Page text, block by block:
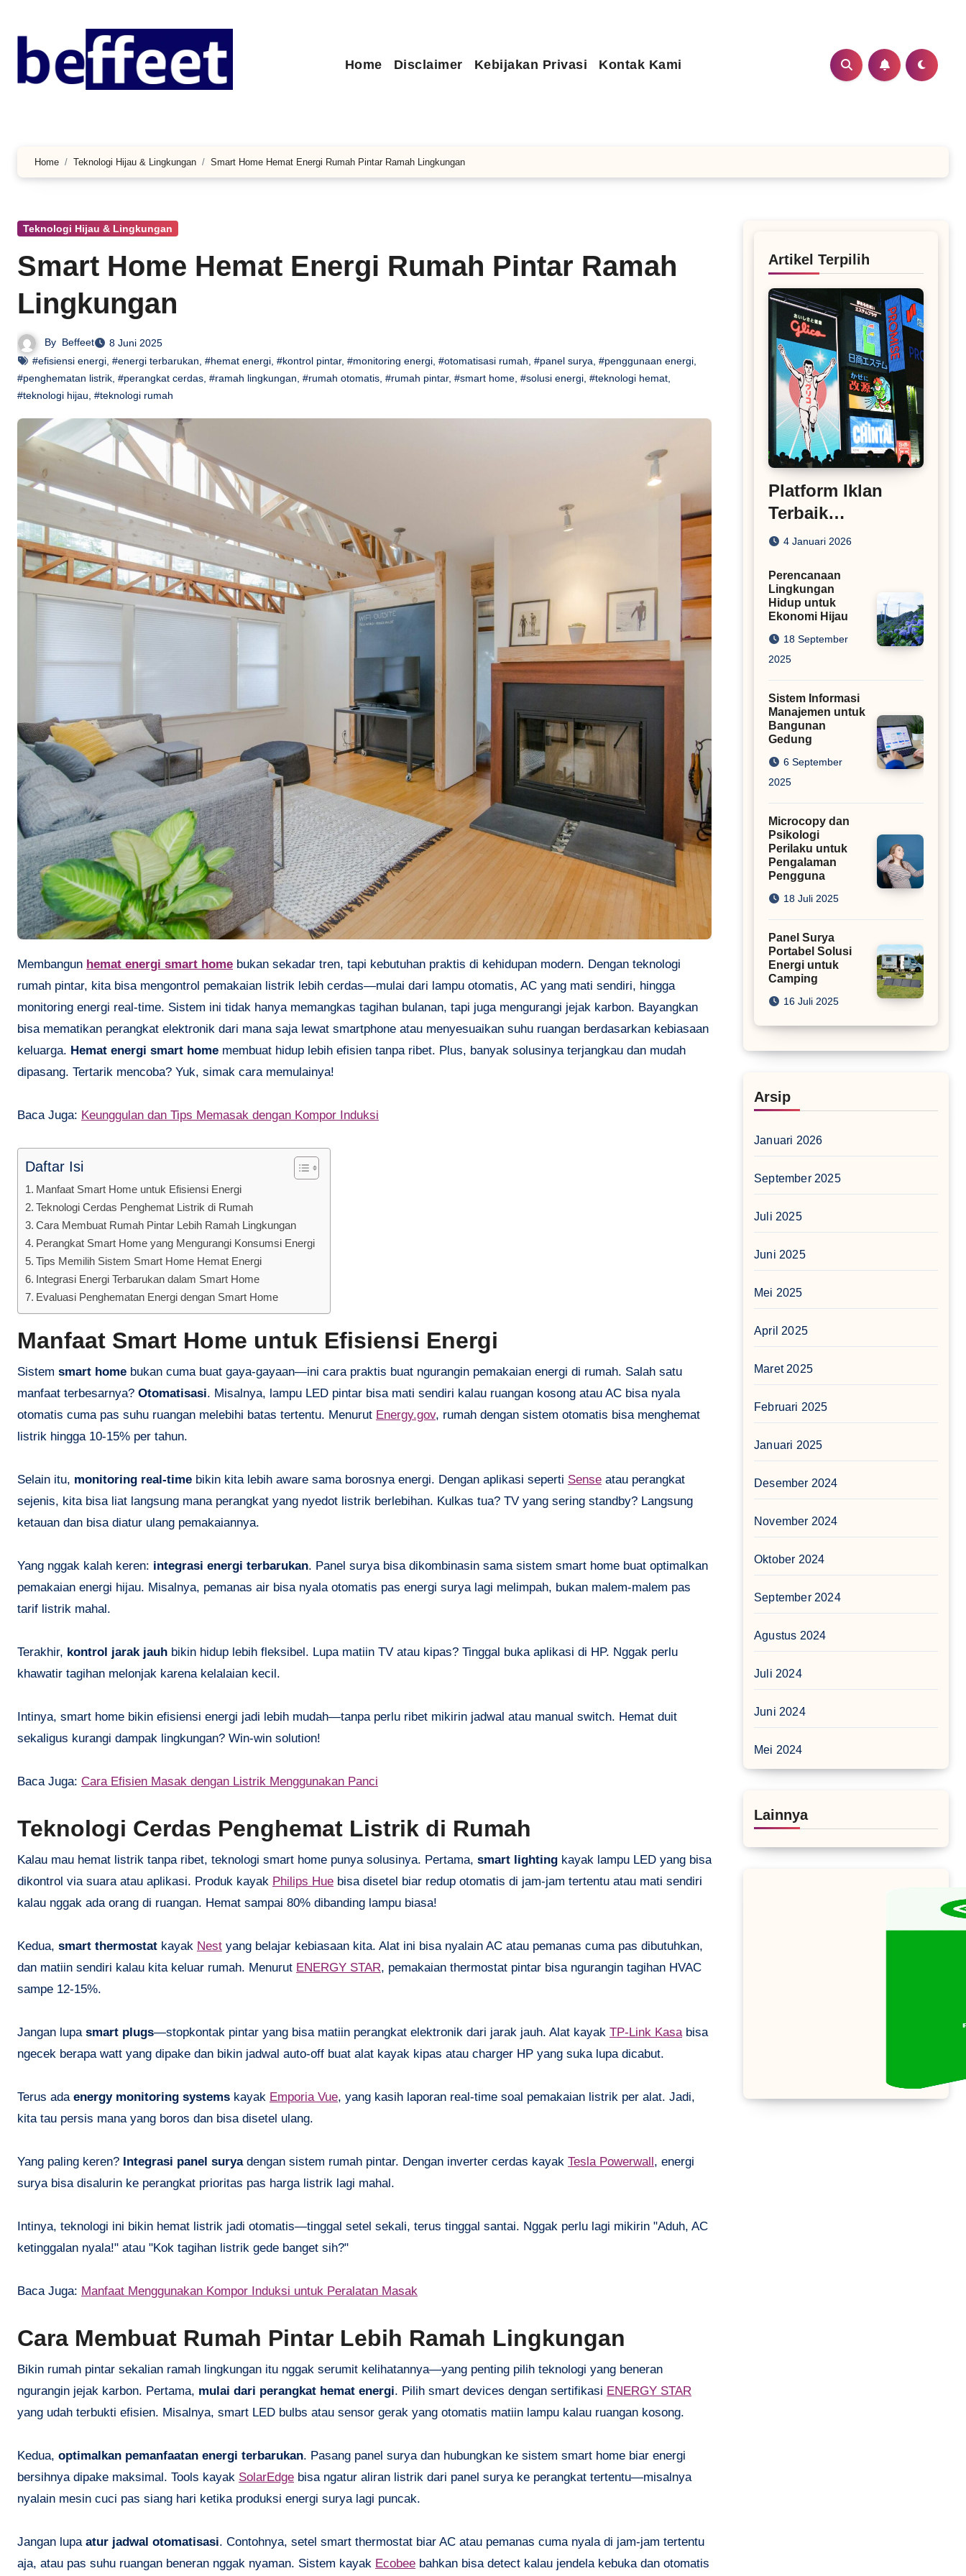
konten
Home Disclaimer Kebijakan Privasi Kontak Kami
Home Teknologi Hijau & Lingkungan Smart Home Hemat Energi Rumah Pintar Ramah Lingkungan
Teknologi Hijau & Lingkungan
Smart Home Hemat Energi Rumah Pintar Ramah
Lingkungan
By Beffeet
8 Juni 2025
#efisiensi energi, #energi terbarukan, #hemat energi, #kontrol pintar, #monitoring energi, #otomatisasi rumah, #panel surya, #penggunaan energi,
#penghematan listrik, #perangkat cerdas, #ramah lingkungan, #rumah otomatis, #rumah pintar, #smart home, #solusi energi, #teknologi hemat,
#teknologi hijau, #teknologi rumah
Membangun hemat energi smart home bukan sekadar tren, tapi kebutuhan praktis di kehidupan modern. Dengan teknologi
rumah pintar, kita bisa mengontrol pemakaian listrik lebih cerdas—mulai dari lampu otomatis, AC yang mati sendiri, hingga
monitoring energi real-time. Sistem ini tidak hanya memangkas tagihan bulanan, tapi juga mengurangi jejak karbon. Bayangkan
bisa mematikan perangkat elektronik dari mana saja lewat smartphone atau menyesuaikan suhu ruangan berdasarkan kebiasaan
keluarga. Hemat energi smart home membuat hidup lebih efisien tanpa ribet. Plus, banyak solusinya terjangkau dan mudah
dipasang. Tertarik mencoba? Yuk, simak cara memulainya!
Baca Juga: Keunggulan dan Tips Memasak dengan Kompor Induksi
Daftar Isi
Manfaat Smart Home untuk Efisiensi Energi
Teknologi Cerdas Penghemat Listrik di Rumah
Cara Membuat Rumah Pintar Lebih Ramah Lingkungan
Perangkat Smart Home yang Mengurangi Konsumsi Energi
Tips Memilih Sistem Smart Home Hemat Energi
Integrasi Energi Terbarukan dalam Smart Home
Evaluasi Penghematan Energi dengan Smart Home
Manfaat Smart Home untuk Efisiensi Energi
Sistem smart home bukan cuma buat gaya-gayaan—ini cara praktis buat ngurangin pemakaian energi di rumah. Salah satu
manfaat terbesarnya? Otomatisasi. Misalnya, lampu LED pintar bisa mati sendiri kalau ruangan kosong atau AC bisa nyala
otomatis cuma pas suhu ruangan melebihi batas tertentu. Menurut Energy.gov, rumah dengan sistem otomatis bisa menghemat
listrik hingga 10-15% per tahun.
Selain itu, monitoring real-time bikin kita lebih aware sama borosnya energi. Dengan aplikasi seperti Sense atau perangkat
sejenis, kita bisa liat langsung mana perangkat yang nyedot listrik berlebihan. Kulkas tua? TV yang sering standby? Langsung
ketauan dan bisa diatur ulang pemakaiannya.
Yang nggak kalah keren: integrasi energi terbarukan. Panel surya bisa dikombinasin sama sistem smart home buat optimalkan
pemakaian energi hijau. Misalnya, pemanas air bisa nyala otomatis pas energi surya lagi melimpah, bukan malem-malem pas
tarif listrik mahal.
Terakhir, kontrol jarak jauh bikin hidup lebih fleksibel. Lupa matiin TV atau kipas? Tinggal buka aplikasi di HP. Nggak perlu
khawatir tagihan melonjak karena kelalaian kecil.
Intinya, smart home bikin efisiensi energi jadi lebih mudah—tanpa perlu ribet mikirin jadwal atau manual switch. Hemat duit
sekaligus kurangi dampak lingkungan? Win-win solution!
Baca Juga: Cara Efisien Masak dengan Listrik Menggunakan Panci
Teknologi Cerdas Penghemat Listrik di Rumah
Kalau mau hemat listrik tanpa ribet, teknologi smart home punya solusinya. Pertama, smart lighting kayak lampu LED yang bisa
dikontrol via suara atau aplikasi. Produk kayak Philips Hue bisa disetel biar redup otomatis di jam-jam tertentu atau mati sendiri
kalau nggak ada orang di ruangan. Hemat sampai 80% dibanding lampu biasa!
Kedua, smart thermostat kayak Nest yang belajar kebiasaan kita. Alat ini bisa nyalain AC atau pemanas cuma pas dibutuhkan,
dan matiin sendiri kalau kita keluar rumah. Menurut ENERGY STAR, pemakaian thermostat pintar bisa ngurangin tagihan HVAC
sampe 12-15%.
Jangan lupa smart plugs—stopkontak pintar yang bisa matiin perangkat elektronik dari jarak jauh. Alat kayak TP-Link Kasa bisa
ngecek berapa watt yang dipake dan bikin jadwal auto-off buat alat kayak kipas atau charger HP yang suka lupa dicabut.
Terus ada energy monitoring systems kayak Emporia Vue, yang kasih laporan real-time soal pemakaian listrik per alat. Jadi,
kita tau persis mana yang boros dan bisa disetel ulang.
Yang paling keren? Integrasi panel suryadengan sistem rumah pintar. Dengan inverter cerdas kayak Tesla Powerwall, energi
surya bisa disalurin ke perangkat prioritas pas harga listrik lagi mahal.
Intinya, teknologi ini bikin hemat listrik jadi otomatis—tinggal setel sekali, terus tinggal santai. Nggak perlu lagi mikirin "Aduh, AC
ketinggalan nyala!" atau "Kok tagihan listrik gede banget sih?"
Baca Juga: Manfaat Menggunakan Kompor Induksi untuk Peralatan Masak
Cara Membuat Rumah Pintar Lebih Ramah Lingkungan
Bikin rumah pintar sekalian ramah lingkungan itu nggak serumit kelihatannya—yang penting pilih teknologi yang beneran
ngurangin jejak karbon. Pertama, mulai dari perangkat hemat energi. Pilih smart devices dengan sertifikasi ENERGY STAR
yang udah terbukti efisien. Misalnya, smart LED bulbs atau sensor gerak yang otomatis matiin lampu kalau ruangan kosong.
Kedua, optimalkan pemanfaatan energi terbarukan. Pasang panel surya dan hubungkan ke sistem smart home biar energi
bersihnya dipake maksimal. Tools kayak SolarEdge bisa ngatur aliran listrik dari panel surya ke perangkat tertentu—misalnya
nyalain mesin cuci pas siang hari ketika produksi energi surya lagi puncak.
Jangan lupa atur jadwal otomatisasi. Contohnya, setel smart thermostat biar AC atau pemanas cuma nyala di jam-jam tertentu
aja, atau pas suhu ruangan beneran nggak nyaman. Sistem kayak Ecobee bahkan bisa detect kalau jendela kebuka dan otomatis
Artikel Terpilih
Platform Iklan
Terbaik
Rekomendasi
4 Januari 2026
Perencanaan
Lingkungan
Hidup untuk
Ekonomi Hijau
18 September
2025
Sistem Informasi
Manajemen untuk
Bangunan
Gedung
6 September
2025
Microcopy dan
Psikologi
Perilaku untuk
Pengalaman
Pengguna
18 Juli 2025
Panel Surya
Portabel Solusi
Energi untuk
Camping
16 Juli 2025
Arsip
Januari 2026
September 2025
Juli 2025
Juni 2025
Mei 2025
April 2025
Maret 2025
Februari 2025
Januari 2025
Desember 2024
November 2024
Oktober 2024
September 2024
Agustus 2024
Juli 2024
Juni 2024
Mei 2024
Lainnya